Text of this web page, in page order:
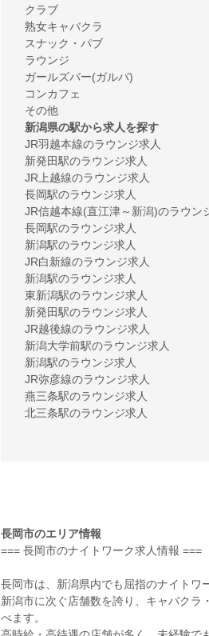
クラブ
熟女キャバクラ
スナック・パブ
ラウンジ
ガールズバー(ガルバ)
コンカフェ
その他
新潟県の駅から求人を探す
JR羽越本線のラウンジ求人
新発田駅のラウンジ求人
JR上越線のラウンジ求人
長岡駅のラウンジ求人
JR信越本線(直江津～新潟)のラウン
長岡駅のラウンジ求人
新潟駅のラウンジ求人
JR白新線のラウンジ求人
新潟駅のラウンジ求人
東新潟駅のラウンジ求人
新発田駅のラウンジ求人
JR越後線のラウンジ求人
新潟大学前駅のラウンジ求人
新潟駅のラウンジ求人
JR弥彦線のラウンジ求人
燕三条駅のラウンジ求人
北三条駅のラウンジ求人
長岡市のエリア情報
=== 長岡市のナイトワーク求人情報 ===
長岡市は、新潟県内でも屈指のナイトワ
新潟市に次ぐ店舗数を誇り、キャバクラ
べます。